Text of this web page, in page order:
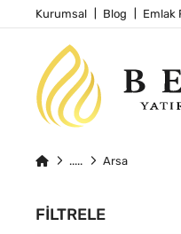
Kurumsal Blog Emlak
Arsa
FILTRELE